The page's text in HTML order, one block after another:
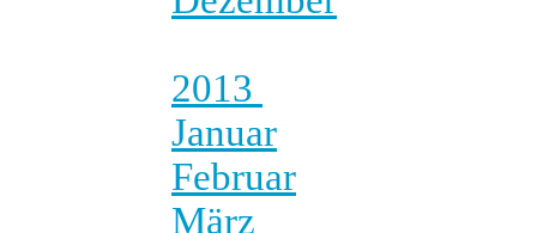
2013
Januar
Februar
März